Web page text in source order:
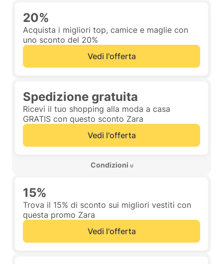
20%
Acquista i migliori top, camice e maglie con
uno sconto del 20%
Vedi l'offerta
Spedizione gratuita
Ricevi il tuo shopping alla moda a casa
GRATIS con questo sconto Zara
Vedi l'offerta
Condizioni
15%
Trova il 15% di sconto sui migliori vestiti con
questa promo Zara
Vedi l'offerta